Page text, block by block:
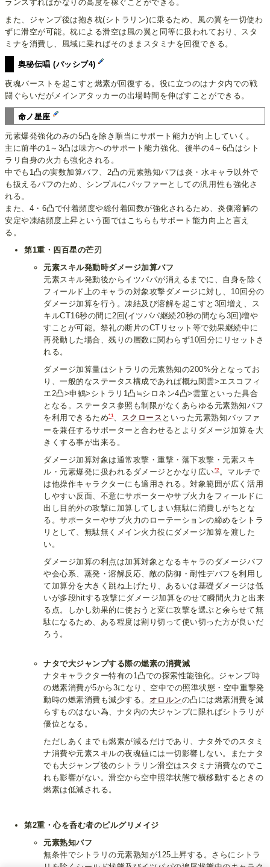
ランスすればかなりの高度を稼ぐことができる。
また、ジャンプ後は抱き枕(シトラリン)に乗るため、風の翼を一切使わ
ずに滑空が可能。枕による滑空は風の翼と同等に扱われており、スタ
ミナを消費し、風域に乗ればそのままスタミナを回復できる。
奥秘伝唱 (パッシブ4)
夜魂バーストを起こすと燃素が回復する。役に立つのはナタ内での戦
闘ぐらいだがメインアタッカーの出場時間を伸ばすことができる。
命ノ星座
元素爆発強化のみの5凸を除き順当にサポート能力が向上していく。
主に前半の1～3凸は味方へのサポート能力強化、後半の4～6凸はシト
ラリ自身の火力も強化される。
中でも1凸の実数加算バフ、2凸の元素熟知バフは炎・水キャラ以外で
も扱えるバフのため、シンプルにバッファーとしての汎用性も強化さ
れる。
また、4・6凸で付着頻度や総付着回数が強化されるため、炎側溶解の
安定や凍結頻度上昇という面ではこちらもサポート能力向上と言え
る。
第1重・四百星の芒刃
元素スキル発動時ダメージ加算バフ
元素スキル発動後からイツパパが消えるまでに、自身を除く
フィールド上のキャラの対象攻撃ダメージに対し、10回分の
ダメージ加算を行う。凍結及び溶解を起こすと3回増え、ス
キルCT16秒の間に2回(イツパパ継続20秒の間なら3回)増や
すことが可能。祭礼の断片のCTリセット等で効果継続中に
再発動した場合、残りの層数に関わらず10回分にリセットさ
れる。
ダメージ加算量はシトラリの元素熟知の200%分となってお
り、一般的なステータス構成であれば概ね閑雲>エスコフィ
エ2凸>申鶴>シトラリ1凸≒シロネン4凸>雲菫といった具合
となる。ステータス参照も制限がなくあらゆる元素熟知バフ
を利用できるため*1、 スクロース といった元素熟知バッファ
ーを兼任するサポーターと合わせるとよりダメージ加算を大
きくする事が出来る。
ダメージ加算対象は通常攻撃・重撃・落下攻撃・元素スキ
ル・元素爆発に扱われるダメージとかなり広い*2。マルチで
は他操作キャラクターにも適用される。対象範囲が広く活用
しやすい反面、不意にサポーターやサブ火力をフィールドに
出し目的外の攻撃に加算してしまい無駄に消費しがちとな
る。サポーターやサブ火力のローテーションの締めをシトラ
リとして、無駄無くメイン火力役にダメージ加算を渡した
い。
ダメージ加算の利点は加算対象となるキャラのダメージバフ
や会心系、蒸発・溶解反応、敵の防御・耐性デバフを利用し
て加算分を大きく跳ね上げたり、あるいは基礎ダメージは低
いが多段hitする攻撃にダメージ加算をのせて瞬間火力と出来
る点。しかし効果的に使おうと変に攻撃を選ぶと余らせて無
駄になるため、ある程度は割り切って使い切った方が良いだ
ろう。
ナタで大ジャンプする際の燃素の消費減
ナタキャラクター特有の1凸での探索性能強化。ジャンプ時
の燃素消費が5から3になり、空中での照準状態・空中重撃発
動時の燃素消費も減少する。 オロルンの凸には燃素消費を減
らすものはない為、ナタ内の大ジャンプに限ればシトラリが
優位となる。
ただしあくまでも燃素が減るだけであり、ナタ外でのスタミ
ナ消費や元素スキルの夜魂値には一切影響しない。またナタ
でも大ジャンプ後のシトラリン滑空はスタミナ消費なのでこ
れも影響がない。滑空から空中照準状態で横移動するときの
燃素は低減される。
第2重・心を呑む者のピルグリメイジ
元素熟知バフ
無条件でシトラリの元素熟知が125上昇する。さらにシトラ